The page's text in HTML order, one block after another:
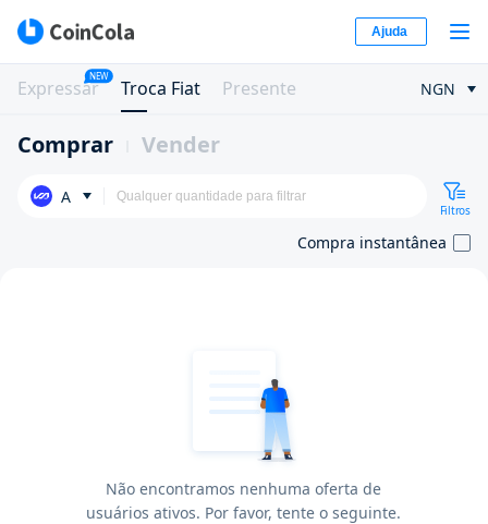
Ajuda
Expressar
NEW
Troca Fiat Presente NGN
Comprar Vender
A
Filtros
Compra instantânea
Não encontramos nenhuma oferta de
usuários ativos. Por favor, tente o seguinte.